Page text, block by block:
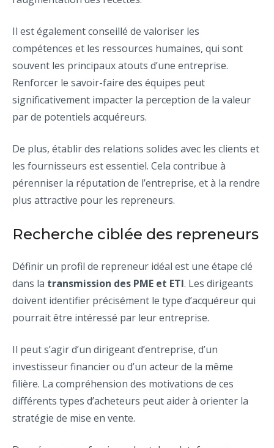
Il est également conseillé de valoriser les
compétences et les ressources humaines, qui sont
souvent les principaux atouts d’une entreprise.
Renforcer le savoir-faire des équipes peut
significativement impacter la perception de la valeur
par de potentiels acquéreurs.
De plus, établir des relations solides avec les clients et
les fournisseurs est essentiel. Cela contribue à
pérenniser la réputation de l’entreprise, et à la rendre
plus attractive pour les repreneurs.
Recherche ciblée des repreneurs
Définir un profil de repreneur idéal est une étape clé
dans la transmission des PME et ETI. Les dirigeants
doivent identifier précisément le type d’acquéreur qui
pourrait être intéressé par leur entreprise.
Il peut s’agir d’un dirigeant d’entreprise, d’un
investisseur financier ou d’un acteur de la même
filière. La compréhension des motivations de ces
différents types d’acheteurs peut aider à orienter la
stratégie de mise en vente.